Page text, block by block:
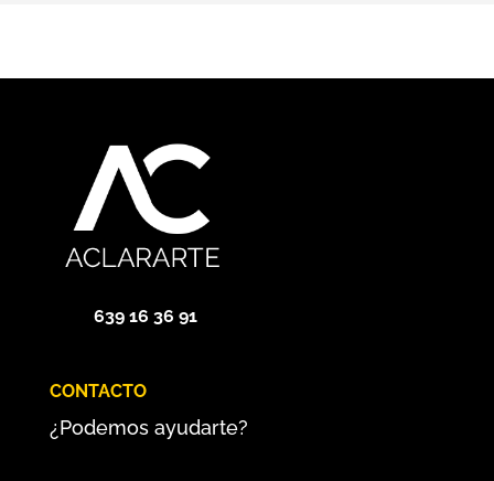
639 16 36 91
CONTACTO
¿Podemos ayudarte?